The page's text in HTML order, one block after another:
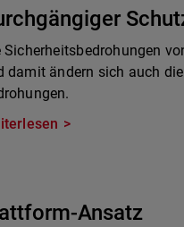
Sicherheitsbedrohungen
damit ändern sich auch
Ansatz